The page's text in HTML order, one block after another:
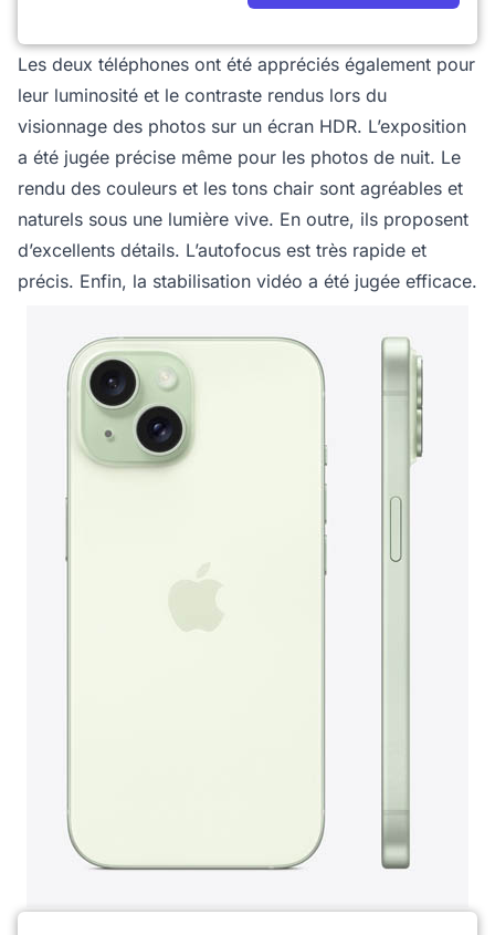
Les deux téléphones ont été appréciés également pour
leur luminosité et le contraste rendus lors du
visionnage des photos sur un écran HDR. L’exposition
a été jugée précise même pour les photos de nuit. Le
rendu des couleurs et les tons chair sont agréables et
naturels sous une lumière vive. En outre, ils proposent
d’excellents détails. L’autofocus est très rapide et
précis. Enfin, la stabilisation vidéo a été jugée efficace.